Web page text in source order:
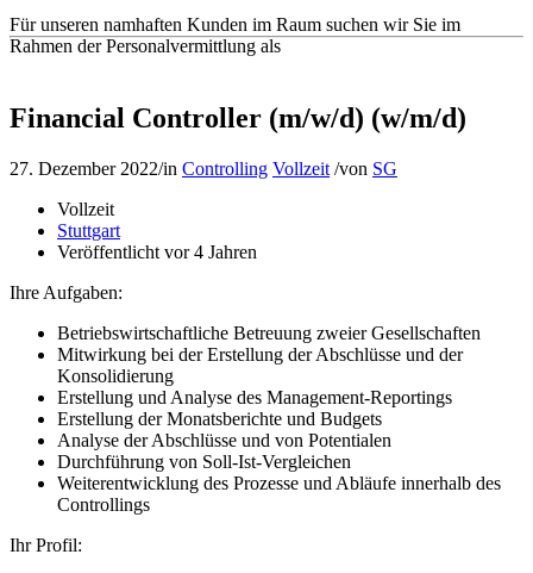
Für unseren namhaften Kunden im Raum suchen wir Sie im
Rahmen der Personalvermittlung als
Financial Controller (m/w/d) (w/m/d)
27. Dezember 2022/in Controlling Vollzeit /von SG
Vollzeit
Stuttgart
Veröffentlicht vor 4 Jahren
Ihre Aufgaben:
Betriebswirtschaftliche Betreuung zweier Gesellschaften
Mitwirkung bei der Erstellung der Abschlüsse und der
Konsolidierung
Erstellung und Analyse des Management-Reportings
Erstellung der Monatsberichte und Budgets
Analyse der Abschlüsse und von Potentialen
Durchführung von Soll-Ist-Vergleichen
Weiterentwicklung des Prozesse und Abläufe innerhalb des
Controllings
Ihr Profil: